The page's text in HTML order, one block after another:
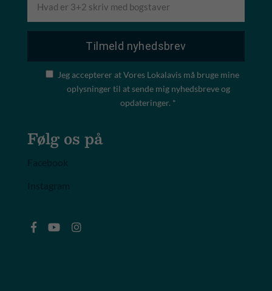
Jeg accepterer at Vores Lokalavis må bruge mine
oplysninger til at sende mig nyhedsbreve og
opdateringer. *
Følg os på